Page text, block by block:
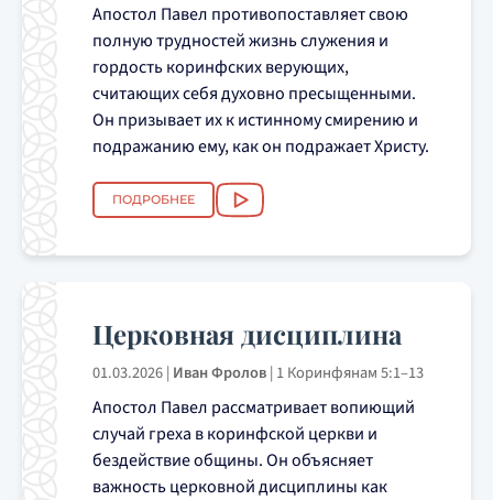
Апостол Павел противопоставляет свою
полную трудностей жизнь служения и
гордость коринфских верующих,
считающих себя духовно пресыщенными.
Он призывает их к истинному смирению и
подражанию ему, как он подражает Христу.
ПОДРОБНЕЕ
Церковная дисциплина
01.03.2026|Иван Фролов|1 Коринфянам 5:1–13
Апостол Павел рассматривает вопиющий
случай греха в коринфской церкви и
бездействие общины. Он объясняет
важность церковной дисциплины как